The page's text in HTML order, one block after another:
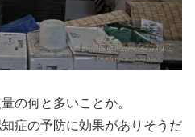
の何と多いことか。
症の予防に効果がありそうだ